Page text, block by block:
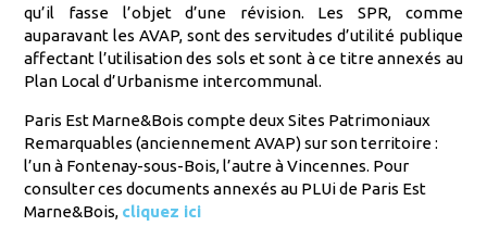
qu’il fasse l’objet d’une révision. Les SPR, comme
auparavant les AVAP, sont des servitudes d’utilité publique
affectant l’utilisation des sols et sont à ce titre annexés au
Plan Local d’Urbanisme intercommunal.
Paris Est Marne&Bois compte deux Sites Patrimoniaux
Remarquables (anciennement AVAP) sur son territoire :
l’un à Fontenay-sous-Bois, l’autre à Vincennes. Pour
consulter ces documents annexés au PLUi de Paris Est
Marne&Bois, cliquez ici